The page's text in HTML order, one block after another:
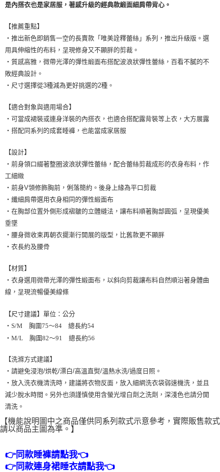
黑貓宅配
離島宅配
每筆NT$200，滿NT$1,500(含以上)免運費
是內搭衣也是家居服，著感升級的經典款緞面細肩帶背心。
【推薦重點】
・推出新色即銷售一空的長賣款「唯美詮釋蕾絲」系列，推出升級版。選
用具伸縮性的布料，呈現修身又不顯胖的剪裁。
・質感高雅，微帶光澤的彈性緞面布搭配波浪狀彈性蕾絲，百看不膩的不
敗經典設計。
・尺寸選擇從3種減為更好挑選的2種。
【適合對象與適用場合】
・可當成裙裝或連身洋裝的內搭衣，也適合搭配露背裝等上衣，大方展露
・搭配同系列的成套睡褲，也能當成家居服
【設計】
・前身領口綴著整圈波浪狀彈性蕾絲，配合蕾絲剪裁成形的衣身布料，作
工細緻
・前身V領修飾胸前，俐落簡約。後身上緣為平口剪裁
・纖細肩帶選用衣身相同的彈性緞面布
・在胸部位置外側形成褶皺的立體縫法，讓布料順著胸部圓弧，呈現優美
垂墜
・腰身微收束再朝衣擺漸行開展的版型，比舊款更不顯胖
・衣長約及腰骨
【材質】
・衣身選用微帶光澤的彈性緞面布，以斜向剪裁讓布料自然順沿著身體曲
線，呈現流暢優美線條
【尺寸建議】單位：公分
・S/M 胸圍75～84 總長約54
・M/L 胸圍82～91 總長約56
【洗滌方式建議】
・請避免浸泡/烘乾/漂白/高溫直熨/溫熱水洗/過度日照。
・放入洗衣機清洗時，建議將衣物反面，放入細網洗衣袋弱速機洗，並且
減少脫水時間。另外也須謹慎使用含螢光增白劑之洗劑，深淺色也請分開
清洗。
【機能說明圖中之商品僅供同系列款式示意參考，實際販售款式
請以商品主圖為準。】
👉同款睡褲請點我👈
👉同款連身裙睡衣請點我👈